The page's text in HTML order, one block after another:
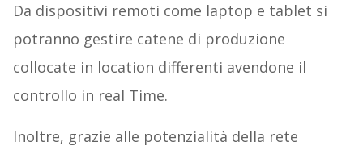
Da dispositivi remoti come laptop e tablet si
potranno gestire catene di produzione
collocate in location differenti avendone il
controllo in real Time.
Inoltre, grazie alle potenzialità della rete